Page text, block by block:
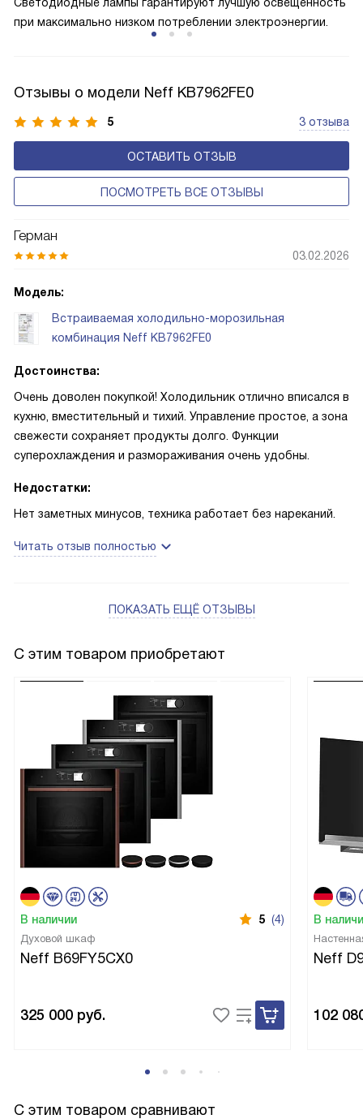
при максимально низком потреблении электроэнергии.
Отзывы о модели Neff KB7962FE0
5 3 отзыва
ОСТАВИТЬ ОТЗЫВ
ПОСМОТРЕТЬ ВСЕ ОТЗЫВЫ
Герман
03.02.2026
Модель:
Встраиваемая холодильно-морозильная
комбинация Neff KB7962FE0
Достоинства:
Очень доволен покупкой! Холодильник отлично вписался в
кухню, вместительный и тихий. Управление простое, а зона
свежести сохраняет продукты долго. Функции
суперохлаждения и размораживания очень удобны.
Недостатки:
Нет заметных минусов, техника работает без нареканий.
Читать отзыв полностью
ПОКАЗАТЬ ЕЩЁ ОТЗЫВЫ
С этим товаром приобретают
В наличии 5 (4)
Духовой шкаф
Neff B69FY5CX0
325 000 руб.
В
Neff
102
С этим товаром сравнивают